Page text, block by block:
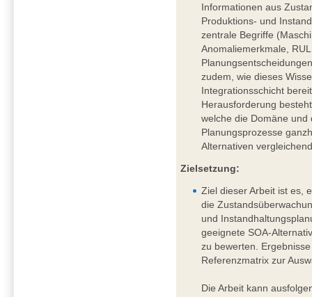
Informationen aus
Produktions- und
zentrale Begriffe
Anomaliemerkmale,
zudem, wie dieses
Integrationsschicht
Herausforderung
welche die Domäne
Planungsprozesse
Alternativen
Zielsetzung:
Ziel dieser Arbeit ist es,
die
und
geeignete SOA-
zu bewerten.
Referenzmatrix zur
Die Arbeit kann